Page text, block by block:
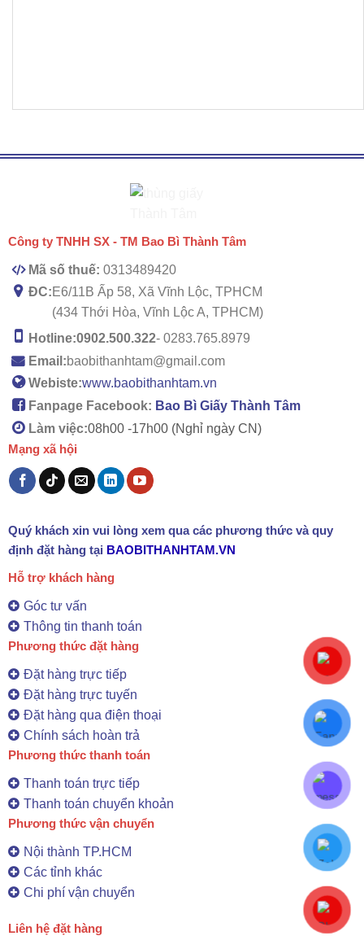
Công ty TNHH SX - TM Bao Bì Thành Tâm
Mã số thuế: 0313489420
ĐC:E6/11B Ấp 58, Xã Vĩnh Lộc, TPHCM
(434 Thới Hòa, Vĩnh Lộc A, TPHCM)
Hotline:0902.500.322- 0283.765.8979
Email:baobithanhtam@gmail.com
Webiste:www.baobithanhtam.vn
Fanpage Facebook: Bao Bì Giấy Thành Tâm
Làm việc:08h00 -17h00 (Nghỉ ngày CN)
Mạng xã hội
Quý khách xin vui lòng xem qua các phương thức và quy
định đặt hàng tại BAOBITHANHTAM.VN
Hỗ trợ khách hàng
Góc tư vấn
Thông tin thanh toán
Phương thức đặt hàng
Đặt hàng trực tiếp
Đặt hàng trực tuyến
Đặt hàng qua điện thoại
Chính sách hoàn trả
Phương thức thanh toán
Thanh toán trực tiếp
Thanh toán chuyển khoản
Phương thức vận chuyển
Nội thành TP.HCM
Các tỉnh khác
Chi phí vận chuyển
Liên hệ đặt hàng